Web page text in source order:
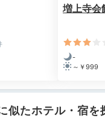
ィットネス」には、東
増上寺
-
～￥999
似たホテル・宿を